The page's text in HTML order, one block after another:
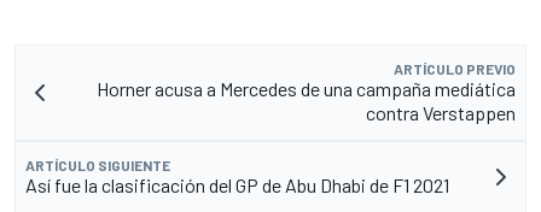
ARTÍCULO PREVIO
Horner acusa a Mercedes de una campaña mediática
contra Verstappen
ARTÍCULO SIGUIENTE
Así fue la clasificación del GP de Abu Dhabi de F1 2021